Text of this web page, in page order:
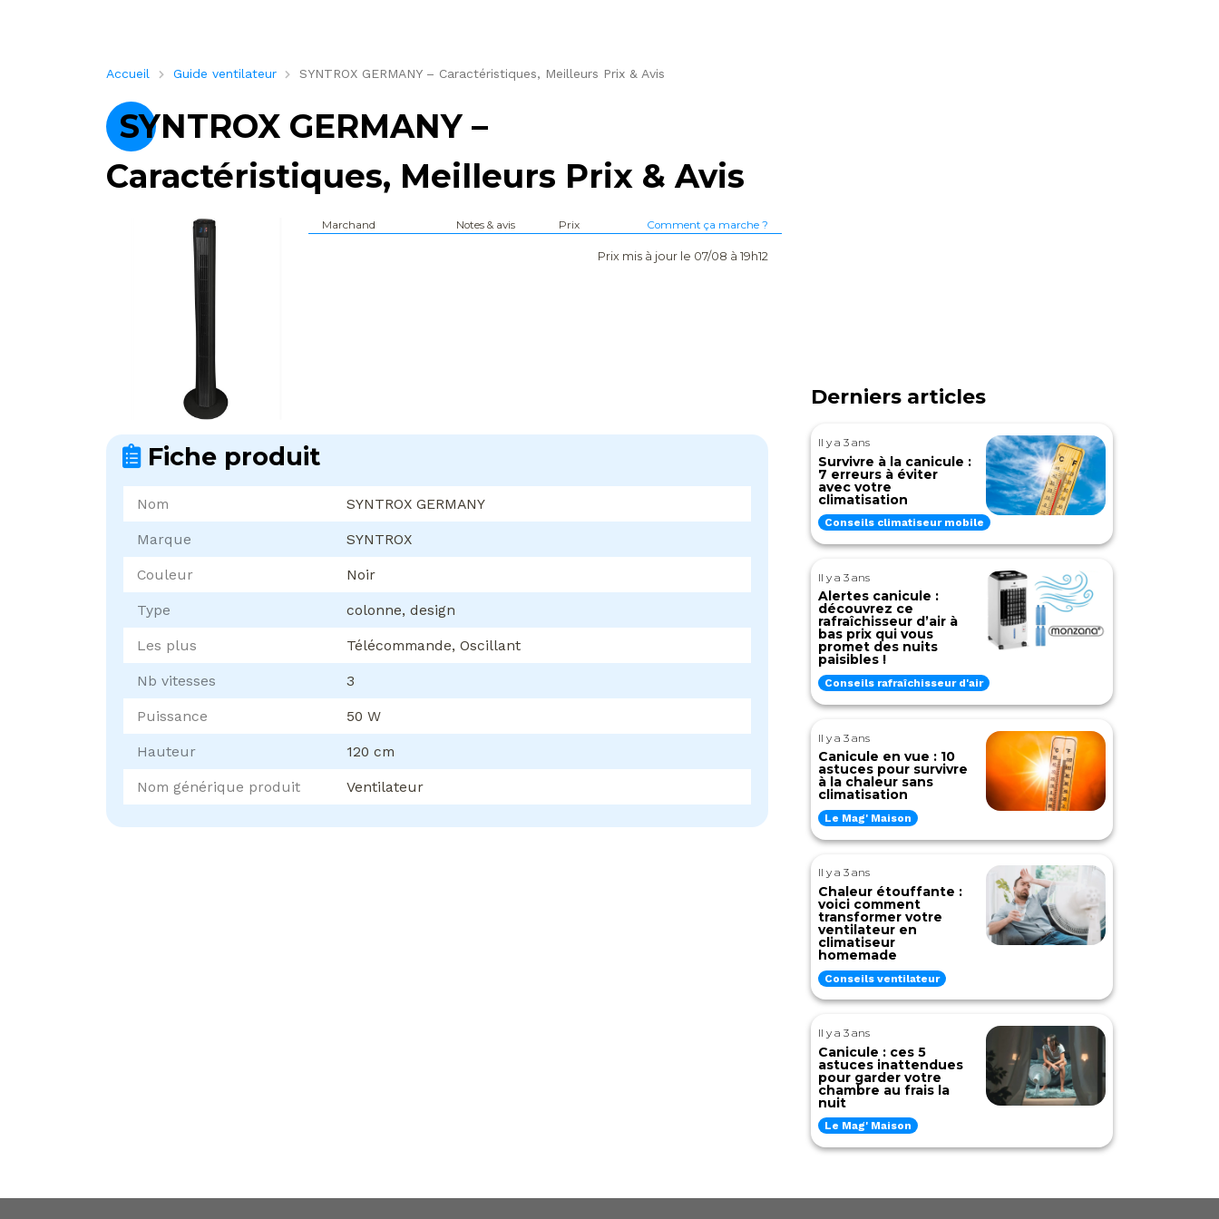
Accueil Guide ventilateur SYNTROX GERMANY – Caractéristiques, Meilleurs Prix & Avis
SYNTROX GERMANY –
Caractéristiques, Meilleurs Prix & Avis
Marchand Notes & avis Prix Comment ça marche ?
Prix mis à jour le 07/08 à 19h12
Fiche produit
Nom SYNTROX GERMANY
Marque SYNTROX
Couleur Noir
Type colonne, design
Les plus Télécommande, Oscillant
Nb vitesses 3
Puissance 50 W
Hauteur 120 cm
Nom générique produit Ventilateur
Derniers articles
Il y a 3 ans
Survivre à la canicule :
7 erreurs à éviter
avec votre
climatisation
Conseils climatiseur mobile
Il y a 3 ans
Alertes canicule :
découvrez ce
rafraîchisseur d’air à
bas prix qui vous
promet des nuits
paisibles !
Conseils rafraîchisseur d'air
Il y a 3 ans
Canicule en vue : 10
astuces pour survivre
à la chaleur sans
climatisation
Le Mag' Maison
Il y a 3 ans
Chaleur étouffante :
voici comment
transformer votre
ventilateur en
climatiseur
homemade
Conseils ventilateur
Il y a 3 ans
Canicule : ces 5
astuces inattendues
pour garder votre
chambre au frais la
nuit
Le Mag' Maison